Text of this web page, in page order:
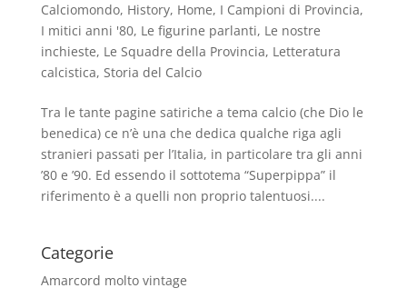
Calciomondo, History, Home, I Campioni di Provincia,
I mitici anni '80, Le figurine parlanti, Le nostre
inchieste, Le Squadre della Provincia, Letteratura
calcistica, Storia del Calcio
Tra le tante pagine satiriche a tema calcio (che Dio le
benedica) ce n’è una che dedica qualche riga agli
stranieri passati per l’Italia, in particolare tra gli anni
’80 e ’90. Ed essendo il sottotema “Superpippa” il
riferimento è a quelli non proprio talentuosi....
Categorie
Amarcord molto vintage